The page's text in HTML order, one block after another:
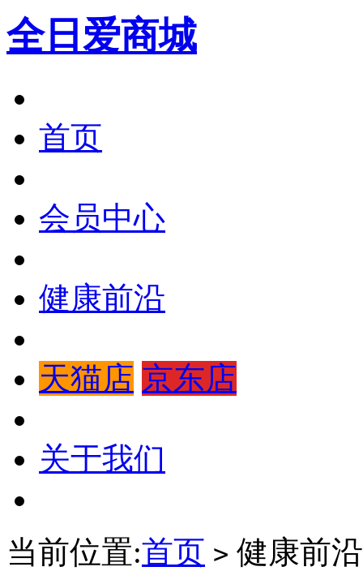
全日爱商城
首页
会员中心
健康前沿
天猫店 京东店
关于我们
当前位置:首页 > 健康前沿